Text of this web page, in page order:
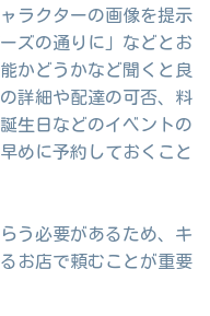
ラクターの画像を提示
ズの通りに」などとお
かどうかなど聞くと良
詳細や配達の可否、料
生日などのイベントの
めに予約しておくこと
う必要があるため、キ
お店で頼むことが重要